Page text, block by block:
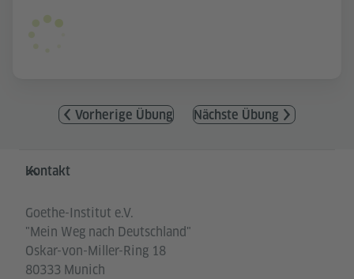
Vorherige Übung Nächste Übung
Service- und Informationsbereich
Kontakt
Goethe-Institut e.V.
"Mein Weg nach Deutschland"
Oskar-von-Miller-Ring 18
80333 Munich